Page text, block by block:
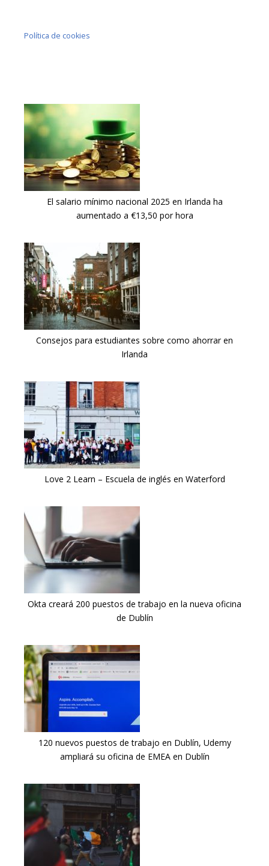
Política de cookies
El salario mínimo nacional 2025 en Irlanda ha
aumentado a €13,50 por hora
Consejos para estudiantes sobre como ahorrar en
Irlanda
Love 2 Learn – Escuela de inglés en Waterford
Okta creará 200 puestos de trabajo en la nueva oficina
de Dublín
120 nuevos puestos de trabajo en Dublín, Udemy
ampliará su oficina de EMEA en Dublín